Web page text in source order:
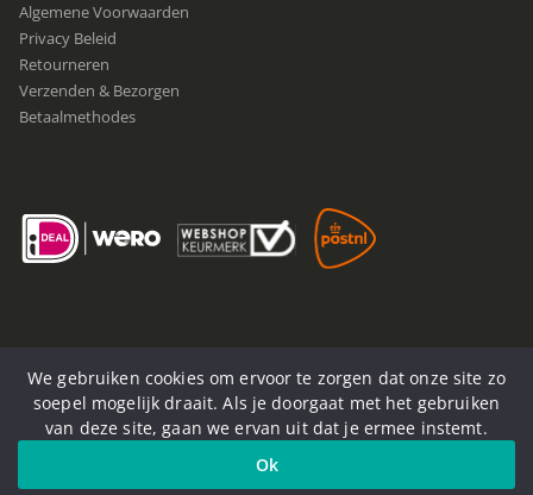
Algemene Voorwaarden
Privacy Beleid
Retourneren
Verzenden & Bezorgen
Betaalmethodes
© Now4You. 2020-2025. Alle rechten voorbehouden
We gebruiken cookies om ervoor te zorgen dat onze site zo
soepel mogelijk draait. Als je doorgaat met het gebruiken
van deze site, gaan we ervan uit dat je ermee instemt.
Ok